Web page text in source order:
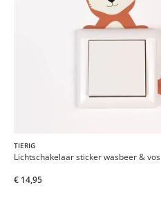
TIERIG
Lichtschakelaar sticker wasbeer & vos
€ 14,95